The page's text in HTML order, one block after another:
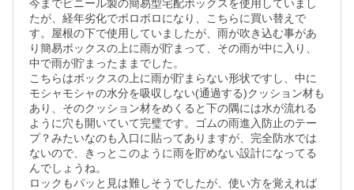
今までビニール製の簡易型宅配ボックスを使用していまし
たが、経年劣化でボロボロになり、こちらに買い替えで
す。屋根の下で使用していましたが、雨が吹き込む事があ
り簡易ボックスの上に雨が貯まって、その雨が中に入り、
中で雨が貯まったままでした。
こちらはボックスの上に雨が貯まらない形状ですし、中に
モシャモシャの水分を吸収しない(通過する)クッション材も
あり、そのクッション材をめくると下の隅には水が流れる
ように穴も開いていて完璧です。ゴムの雨進入防止のテー
プ？みたいなのも入口に貼ってありますが、完全防水では
ないので、きっとこのように雨を貯めない設計になってる
んでしょうね。
ロックもパッと見は難しそうでしたが、使い方を覚えれば